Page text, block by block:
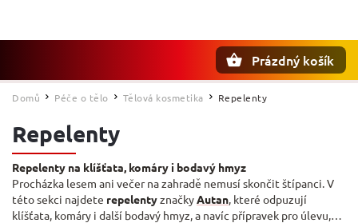
Prázdný košík
Domů / Péče o tělo / Tělová kosmetika / Repelenty
Repelenty
Repelenty na klíšťata, komáry i bodavý hmyz
Procházka lesem ani večer na zahradě nemusí skončit štípanci. V
této sekci najdete repelentyznačkyAutan, které odpuzují
klíšťata, komáry i další bodavý hmyz, a navíc přípravek pro úlevu,